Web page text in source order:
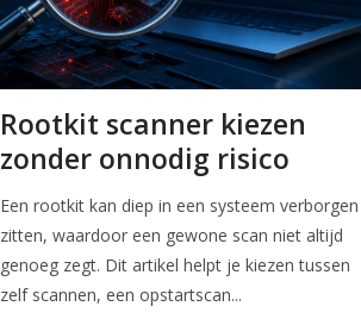
Rootkit scanner kiezen
zonder onnodig risico
Een rootkit kan diep in een systeem verborgen
zitten, waardoor een gewone scan niet altijd
genoeg zegt. Dit artikel helpt je kiezen tussen
zelf scannen, een opstartscan...